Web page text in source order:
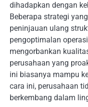
dihadapkan dengan
Beberapa strategi
peninjauan ulang
pengoptimalan
mengorbankan
perusahaan yang
ini biasanya mampu
cara ini, perusahaan
berkembang dalam